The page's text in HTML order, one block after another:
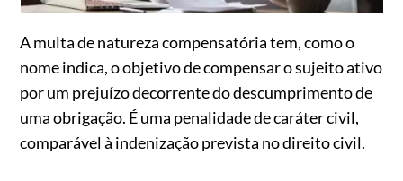
A multa de natureza compensatória tem, como o
nome indica, o objetivo de compensar o sujeito ativo
por um prejuízo decorrente do descumprimento de
uma obrigação. É uma penalidade de caráter civil,
comparável à indenização prevista no direito civil.